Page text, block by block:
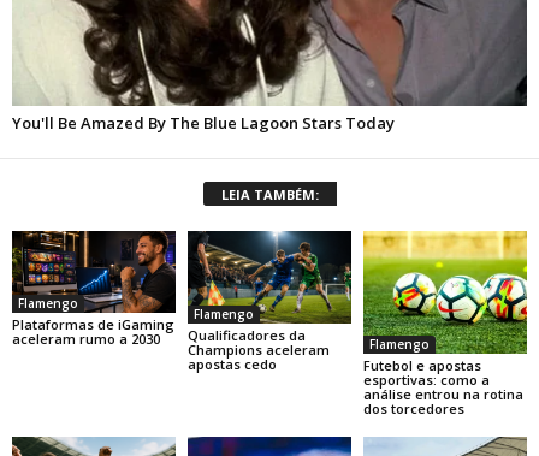
LEIA TAMBÉM:
Flamengo
Plataformas de iGaming
aceleram rumo a 2030
Flamengo
Qualificadores da
Champions aceleram
apostas cedo
Flamengo
Futebol e apostas
esportivas: como a
análise entrou na rotina
dos torcedores